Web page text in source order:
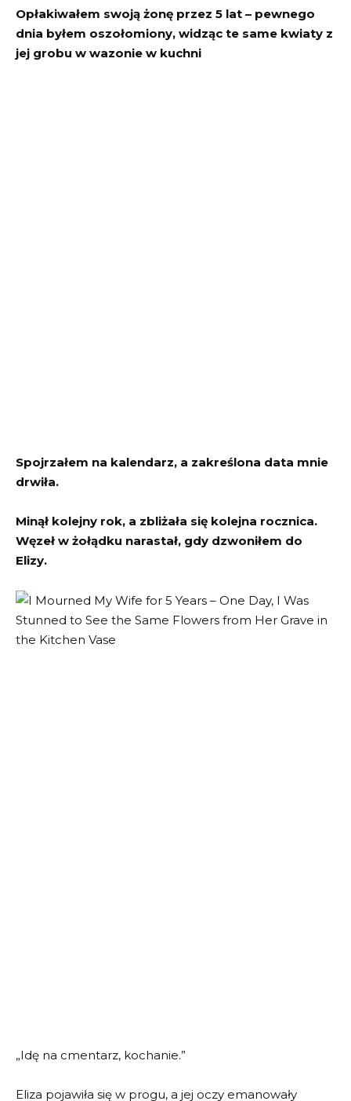
Opłakiwałem swoją żonę przez 5 lat – pewnego
dnia byłem oszołomiony, widząc te same kwiaty z
jej grobu w wazonie w kuchni
Spojrzałem na kalendarz, a zakreślona data mnie
drwiła.
Minął kolejny rok, a zbliżała się kolejna rocznica.
Węzeł w żołądku narastał, gdy dzwoniłem do
Elizy.
„Idę na cmentarz, kochanie.”
Eliza pojawiła się w progu, a jej oczy emanowały